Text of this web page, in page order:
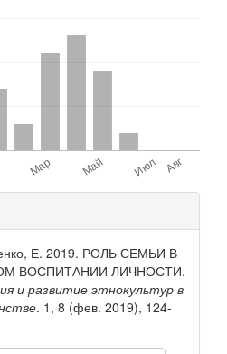
Е. 2019. РОЛЬ СЕМЬИ В
ВОСПИТАНИИ ЛИЧНОСТИ.
и развитие этнокультур в
. 1, 8 (фев. 2019), 124-